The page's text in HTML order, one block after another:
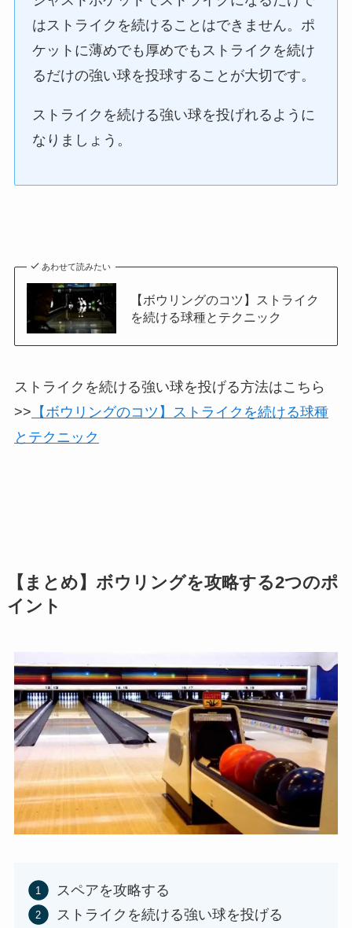
はストライクを続けることはできません。ポ
ケットに薄めでも厚めでもストライクを続け
るだけの強い球を投球することが大切です。
ストライクを続ける強い球を投げれるように
なりましょう。
あわせて読みたい
【ボウリングのコツ】ストライク
を続ける球種とテクニック
ストライクを続ける強い球を投げる方法はこちら
>> 【ボウリングのコツ】ストライクを続ける球種
とテクニック
【まとめ】ボウリングを攻略する2つのポ
イント
スペアを攻略する
ストライクを続ける強い球を投げる